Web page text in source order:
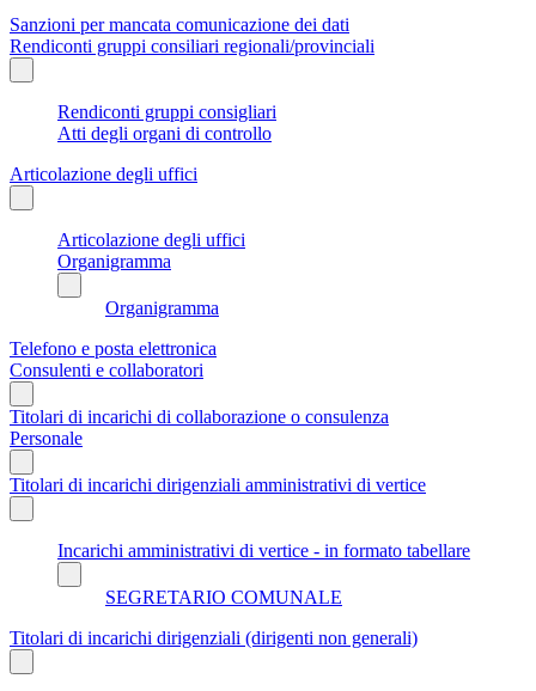
Sanzioni per mancata comunicazione dei dati
Rendiconti gruppi consiliari regionali/provinciali
Rendiconti gruppi consigliari
Atti degli organi di controllo
Articolazione degli uffici
Articolazione degli uffici
Organigramma
Organigramma
Telefono e posta elettronica
Consulenti e collaboratori
Titolari di incarichi di collaborazione o consulenza
Personale
Titolari di incarichi dirigenziali amministrativi di vertice
Incarichi amministrativi di vertice - in formato tabellare
SEGRETARIO COMUNALE
Titolari di incarichi dirigenziali (dirigenti non generali)